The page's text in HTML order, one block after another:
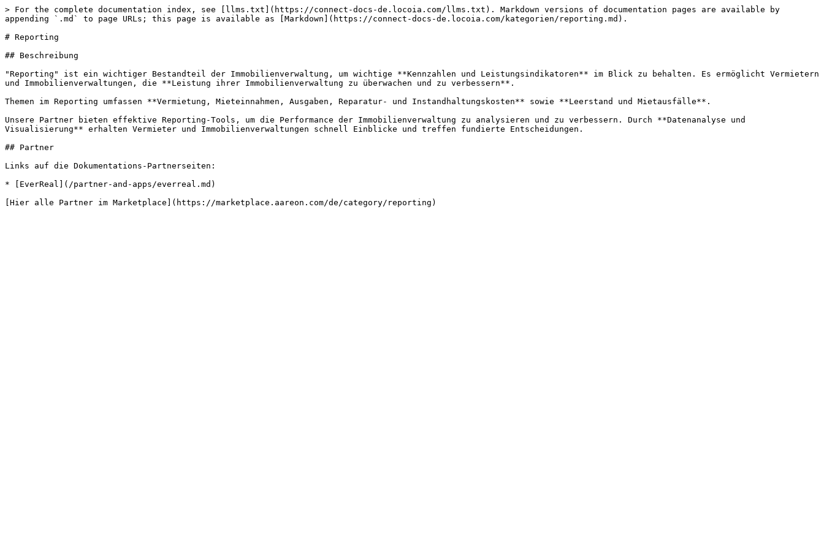
> For the complete documentation index, see [llms.txt](https://connect-docs-de.locoia.com/llms.txt). Markdown versions of documentation pages are available by
appending `.md` to page URLs; this page is available as [Markdown](https://connect-docs-de.locoia.com/kategorien/reporting.md).
# Reporting
## Beschreibung
"Reporting" ist ein wichtiger Bestandteil der Immobilienverwaltung, um wichtige **Kennzahlen und Leistungsindikatoren** im Blick zu behalten. Es ermöglicht Vermietern
und Immobilienverwaltungen, die **Leistung ihrer Immobilienverwaltung zu überwachen und zu verbessern**.
Themen im Reporting umfassen **Vermietung, Mieteinnahmen, Ausgaben, Reparatur- und Instandhaltungskosten** sowie **Leerstand und Mietausfälle**.
Unsere Partner bieten effektive Reporting-Tools, um die Performance der Immobilienverwaltung zu analysieren und zu verbessern. Durch **Datenanalyse und
Visualisierung** erhalten Vermieter und Immobilienverwaltungen schnell Einblicke und treffen fundierte Entscheidungen.
## Partner
Links auf die Dokumentations-Partnerseiten:
* [EverReal](/partner-and-apps/everreal.md)